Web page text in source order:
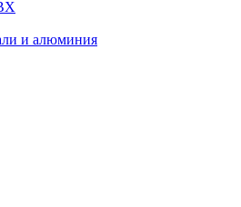
и алюминия